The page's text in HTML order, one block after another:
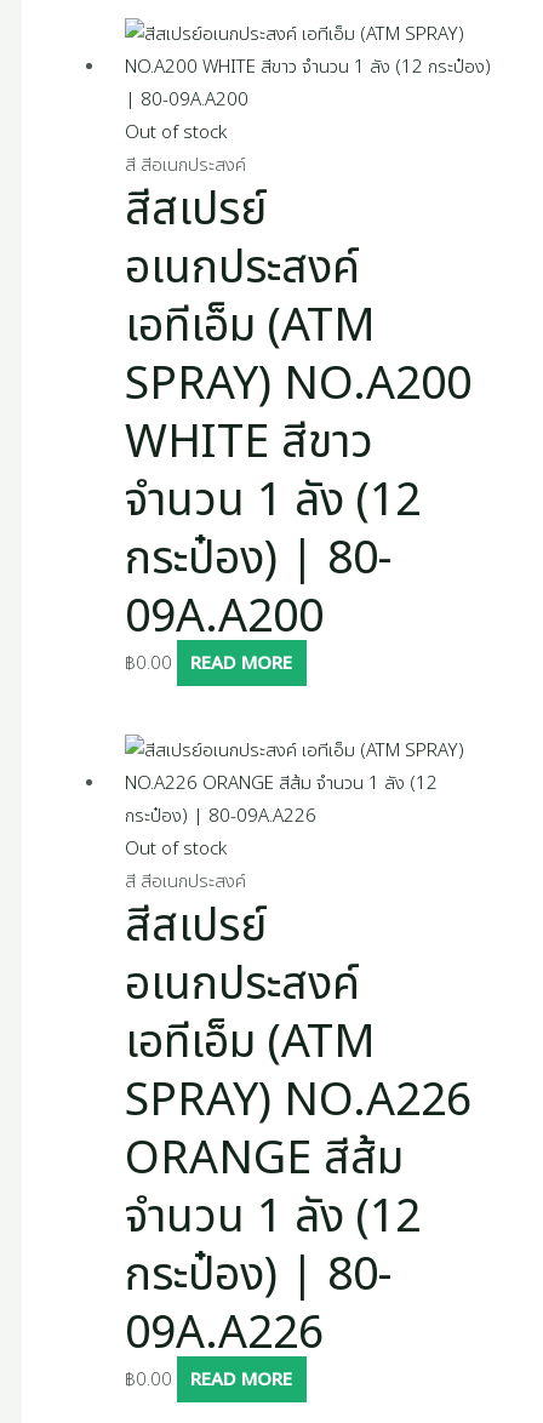
Out of stock
สี สีอเนกประสงค์
สีสเปรย์
อเนกประสงค์
เอทีเอ็ม (ATM
SPRAY) NO.A200
WHITE สีขาว
จำนวน 1 ลัง (12
กระป๋อง) | 80-
09A.A200
฿0.00 READ MORE
Out of stock
สี สีอเนกประสงค์
สีสเปรย์
อเนกประสงค์
เอทีเอ็ม (ATM
SPRAY) NO.A226
ORANGE สีส้ม
จำนวน 1 ลัง (12
กระป๋อง) | 80-
09A.A226
฿0.00 READ MORE